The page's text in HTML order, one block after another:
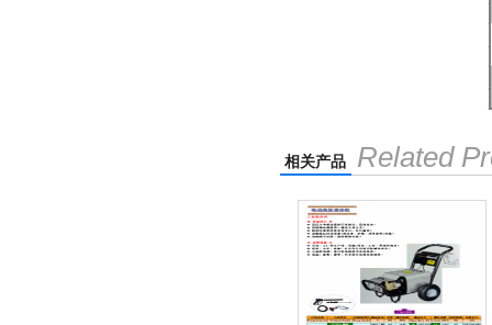
相关产品 Related